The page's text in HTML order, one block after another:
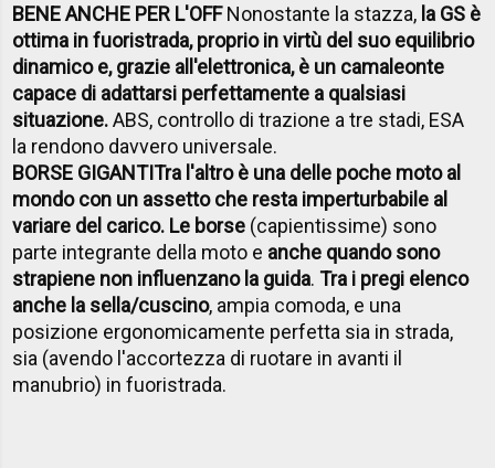
BENE ANCHE PER L'OFFNonostante la stazza, la GS è
ottima in fuoristrada, proprio in virtù del suo equilibrio
dinamico e, grazie all'elettronica, è un camaleonte
capace di adattarsi perfettamente a qualsiasi
situazione.ABS, controllo di trazione a tre stadi, ESA
la rendono davvero universale.
BORSE GIGANTITra l'altro è una delle poche moto al
mondo con un assetto che resta imperturbabile al
variare del carico. Le borse (capientissime) sono
parte integrante della moto e anche quando sono
strapiene non influenzano la guida.Tra i pregi elenco
anche la sella/cuscino, ampia comoda, e una
posizione ergonomicamente perfetta sia in strada,
sia (avendo l'accortezza di ruotare in avanti il
manubrio) in fuoristrada.